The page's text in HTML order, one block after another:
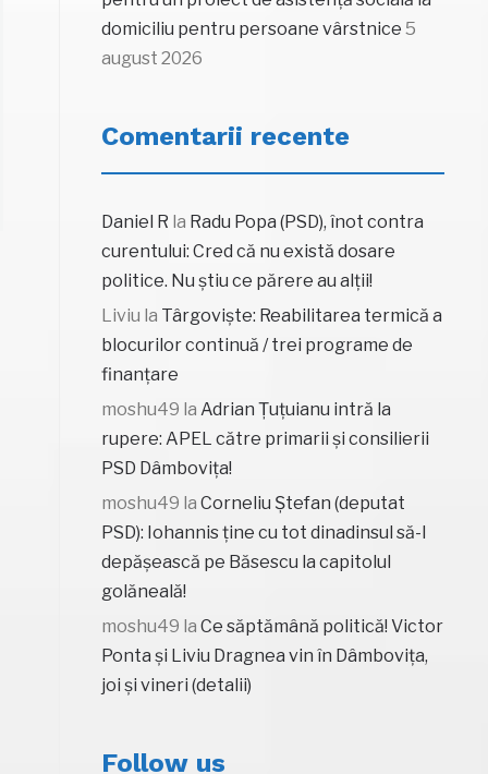
domiciliu pentru persoane vârstnice 5
august 2026
Comentarii recente
Daniel R la Radu Popa (PSD), înot contra
curentului: Cred că nu există dosare
politice. Nu știu ce părere au alții!
Liviu la Târgoviște: Reabilitarea termică a
blocurilor continuă / trei programe de
finanțare
moshu49 la Adrian Țuțuianu intră la
rupere: APEL către primarii și consilierii
PSD Dâmbovița!
moshu49 la Corneliu Ștefan (deputat
PSD): Iohannis ține cu tot dinadinsul să-l
depășească pe Băsescu la capitolul
golăneală!
moshu49 la Ce săptămână politică! Victor
Ponta și Liviu Dragnea vin în Dâmbovița,
joi și vineri (detalii)
Follow us